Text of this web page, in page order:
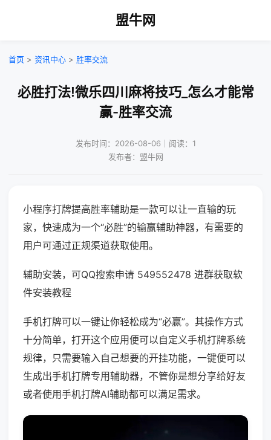
盟牛网
首页 > 资讯中心 > 胜率交流
必胜打法!微乐四川麻将技巧_怎么才能常
赢-胜率交流
发布时间：2026-08-06｜阅读：1
发布者：盟牛网
小程序打牌提高胜率辅助是一款可以让一直输的玩
家，快速成为一个“必胜”的输赢辅助神器，有需要的
用户可通过正规渠道获取使用。
辅助安装，可QQ搜索申请 549552478 进群获取软
件安装教程
手机打牌可以一键让你轻松成为“必赢”。其操作方式
十分简单，打开这个应用便可以自定义手机打牌系统
规律，只需要输入自己想要的开挂功能，一键便可以
生成出手机打牌专用辅助器，不管你是想分享给好友
或者使用手机打牌AI辅助都可以满足需求。